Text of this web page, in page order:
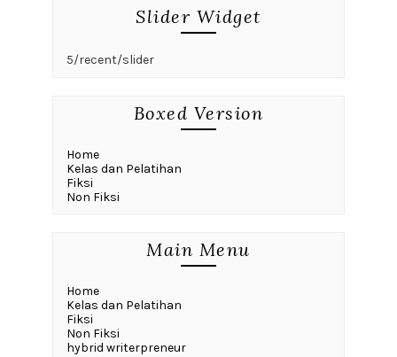
Slider Widget
5/recent/slider
Boxed Version
Home
Kelas dan Pelatihan
Fiksi
Non Fiksi
Main Menu
Home
Kelas dan Pelatihan
Fiksi
Non Fiksi
hybrid writerpreneur